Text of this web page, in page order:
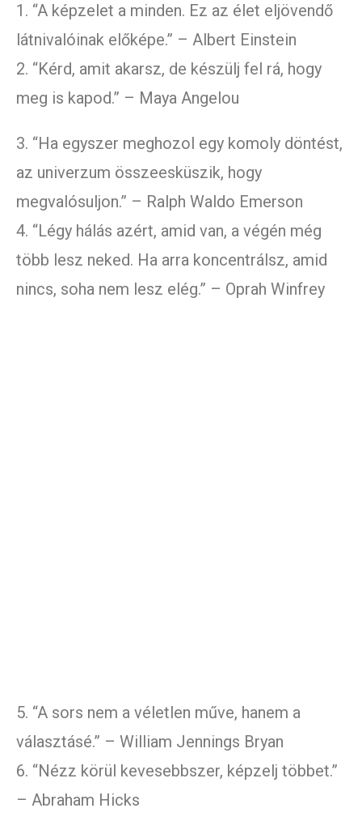
1. “A képzelet a minden. Ez az élet eljövendő
látnivalóinak előképe.” – Albert Einstein
2. “Kérd, amit akarsz, de készülj fel rá, hogy
meg is kapod.” – Maya Angelou
3. “Ha egyszer meghozol egy komoly döntést,
az univerzum összeesküszik, hogy
megvalósuljon.” – Ralph Waldo Emerson
4. “Légy hálás azért, amid van, a végén még
több lesz neked. Ha arra koncentrálsz, amid
nincs, soha nem lesz elég.” – Oprah Winfrey
5. “A sors nem a véletlen műve, hanem a
választásé.” – William Jennings Bryan
6. “Nézz körül kevesebbszer, képzelj többet.”
– Abraham Hicks